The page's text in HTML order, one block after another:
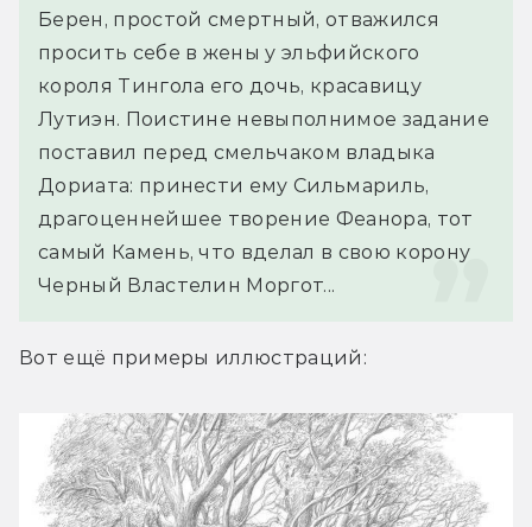
Берен, простой смертный, отважился
просить себе в жены у эльфийского
короля Тингола его дочь, красавицу
Лутиэн. Поистине невыполнимое задание
поставил перед смельчаком владыка
Дориата: принести ему Сильмариль,
драгоценнейшее творение Феанора, тот
самый Камень, что вделал в свою корону
Черный Властелин Моргот...
Вот ещё примеры иллюстраций: